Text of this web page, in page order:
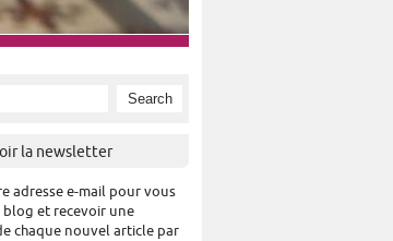
la newsletter
adresse e-mail pour vous
blog et recevoir une
chaque nouvel article par